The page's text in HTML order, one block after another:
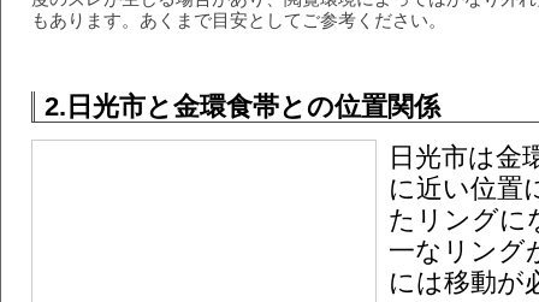
もあります。あくまで目安としてご参考ください。
2.日光市と金環食帯との位置関係
日光市は金
に近い位置
たリングに
一なリング
には移動が